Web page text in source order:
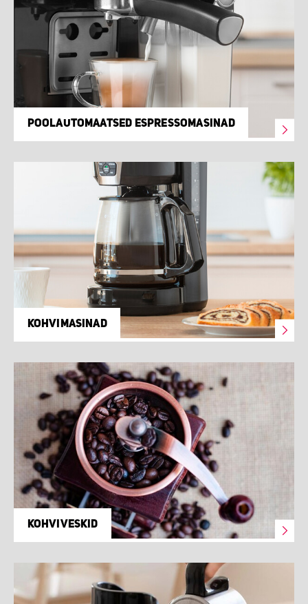
POOLAUTOMAATSED ESPRESSOMASINAD
KOHVIMASINAD
KOHVIVESKID